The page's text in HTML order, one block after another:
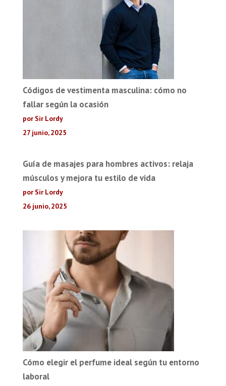
Códigos de vestimenta masculina: cómo no
fallar según la ocasión
por Sir Lordy
27 junio, 2025
Guía de masajes para hombres activos: relaja
músculos y mejora tu estilo de vida
por Sir Lordy
26 junio, 2025
Cómo elegir el perfume ideal según tu entorno
laboral